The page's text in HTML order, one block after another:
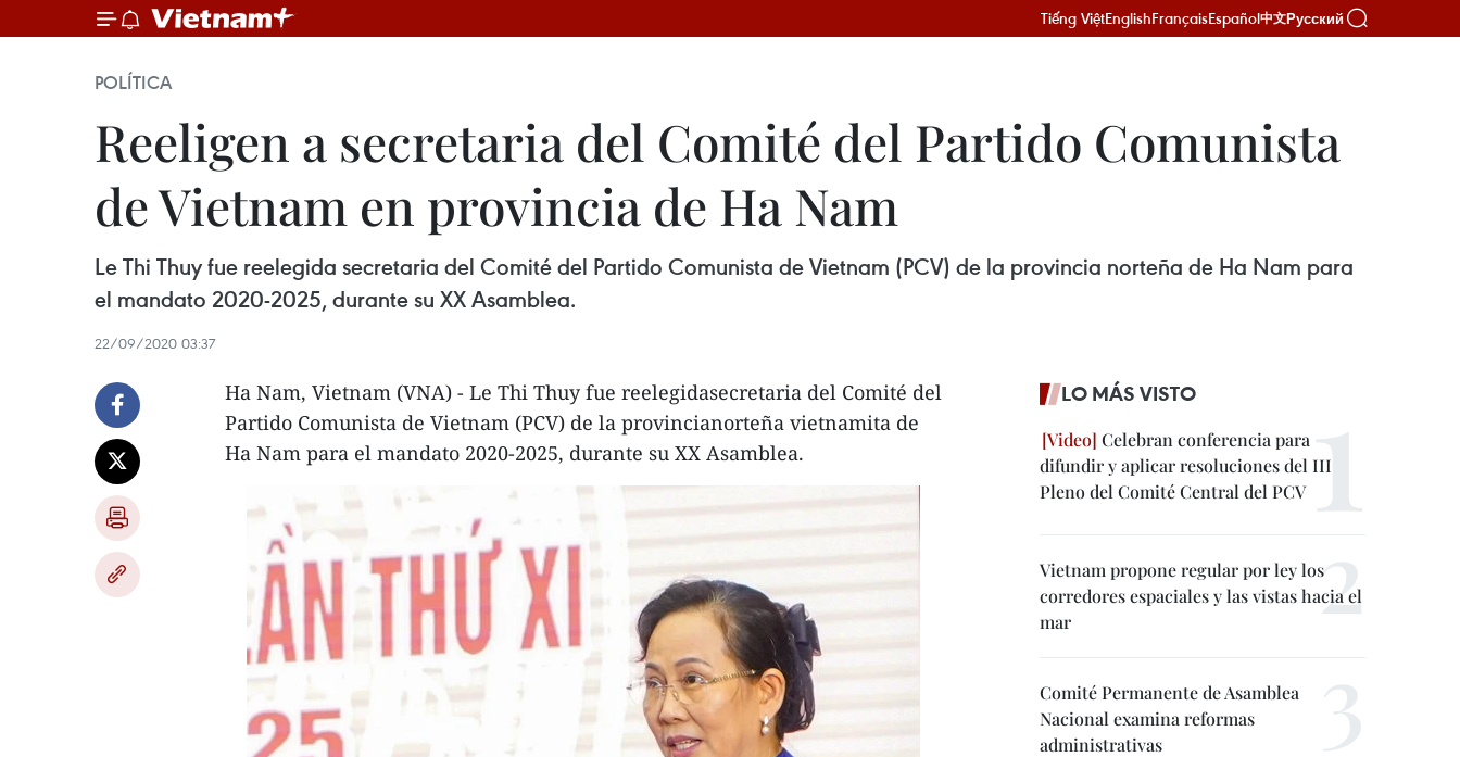
Tiếng ViệtEnglishFrançaisEspañol中文Русский
POLÍTICA
Reeligen a secretaria del Comité del Partido Comunista
de Vietnam en provincia de Ha Nam
Le Thi Thuy fue reelegida secretaria del Comité del Partido Comunista de Vietnam (PCV) de la provincia norteña de Ha Nam para
el mandato 2020-2025, durante su XX Asamblea.
22/09/2020 03:37
Ha Nam, Vietnam (VNA) - Le Thi Thuy fue reelegidasecretaria del Comité del
Partido Comunista de Vietnam (PCV) de la provincianorteña vietnamita de
Ha Nam para el mandato 2020-2025, durante su XX Asamblea.
LO MÁS VISTO
Celebran conferencia para
difundir y aplicar resoluciones del III
Pleno del Comité Central del PCV
Vietnam propone regular por ley los
corredores espaciales y las vistas hacia el
mar
Comité Permanente de Asamblea
Nacional examina reformas
administrativas